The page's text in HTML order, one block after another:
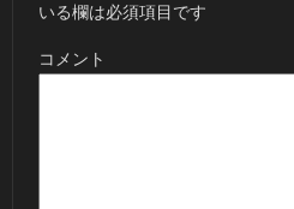
いる欄は必須項目です
コメント